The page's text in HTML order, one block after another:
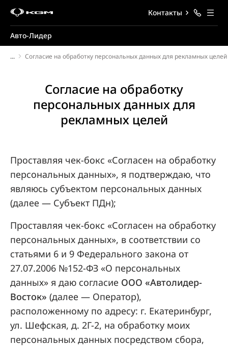
Авто-Лидер
Контакты
... Согласие на обработку персональных данных для рекламных целей
Согласие на обработку
персональных данных для
рекламных целей
Проставляя чек-бокс «Согласен на обработку
персональных данных», я подтверждаю, что
являюсь субъектом персональных данных
(далее — Субъект ПДн);
Проставляя чек-бокс «Согласен на обработку
персональных данных», в соответствии со
статьями 6 и 9 Федерального закона от
27.07.2006 №152-ФЗ «О персональных
данных» я даю согласие ООО «Автолидер-
Восток» (далее — Оператор),
расположенному по адресу: г. Екатеринбург,
ул. Шефская, д. 2Г-2, на обработку моих
персональных данных посредством сбора,